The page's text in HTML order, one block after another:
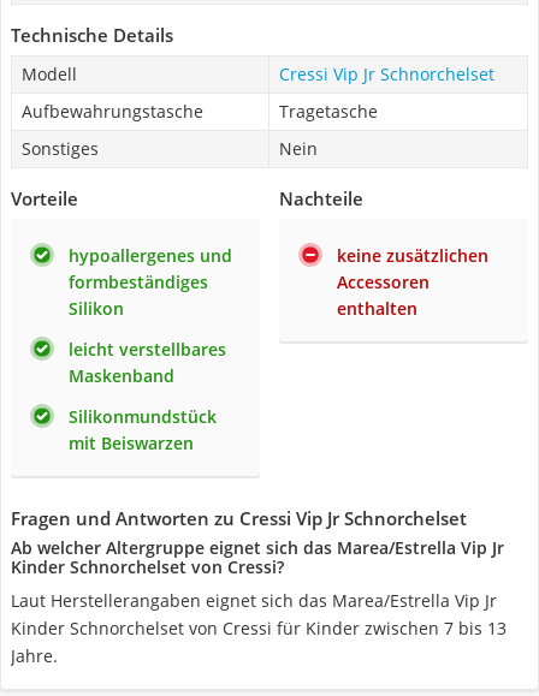
Technische Details
Modell
Cressi Vip Jr Schnorchelset
Aufbewahrungstasche
Tragetasche
Sonstiges
Nein
Vorteile
hypoallergenes und
formbeständiges
Silikon
leicht verstellbares
Maskenband
Silikonmundstück
mit Beiswarzen
Nachteile
keine zusätzlichen
Accessoren
enthalten
Fragen und Antworten zu Cressi Vip Jr Schnorchelset
Ab welcher Altergruppe eignet sich das Marea/Estrella Vip Jr
Kinder Schnorchelset von Cressi?
Laut Herstellerangaben eignet sich das Marea/Estrella Vip Jr
Kinder Schnorchelset von Cressi für Kinder zwischen 7 bis 13
Jahre.